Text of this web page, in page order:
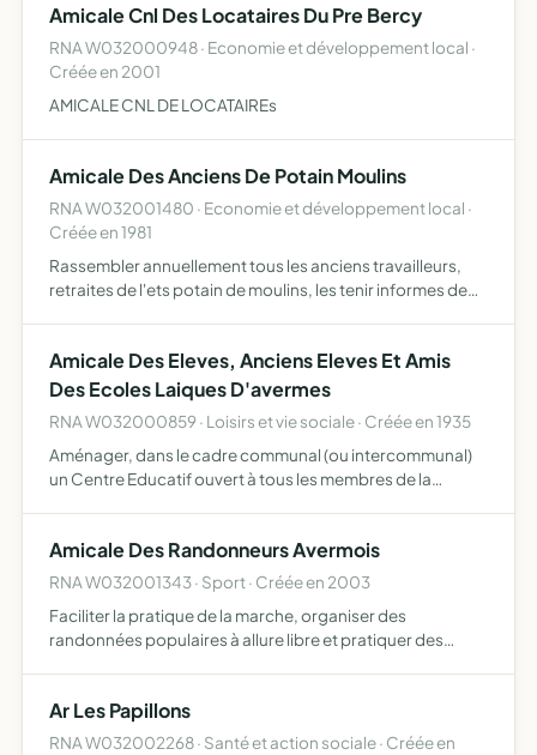
Amicale Cnl Des Locataires Du Pre Bercy
RNA W032000948 · Economie et développement local ·
Créée en 2001
AMICALE CNL DE LOCATAIREs
Amicale Des Anciens De Potain Moulins
RNA W032001480 · Economie et développement local ·
Créée en 1981
Rassembler annuellement tous les anciens travailleurs,
retraites de l'ets potain de moulins, les tenir informes de
Amicale Des Eleves, Anciens Eleves Et Amis
Des Ecoles Laiques D'avermes
RNA W032000859 · Loisirs et vie sociale · Créée en 1935
Aménager, dans le cadre communal (ou intercommunal)
un Centre Educatif ouvert à tous les membres de la
commun les qu…
Amicale Des Randonneurs Avermois
RNA W032001343 · Sport · Créée en 2003
Faciliter la pratique de la marche, organiser des
randonnées populaires à allure libre et pratiquer des
Ar Les Papillons
RNA W032002268 · Santé et action sociale · Créée en